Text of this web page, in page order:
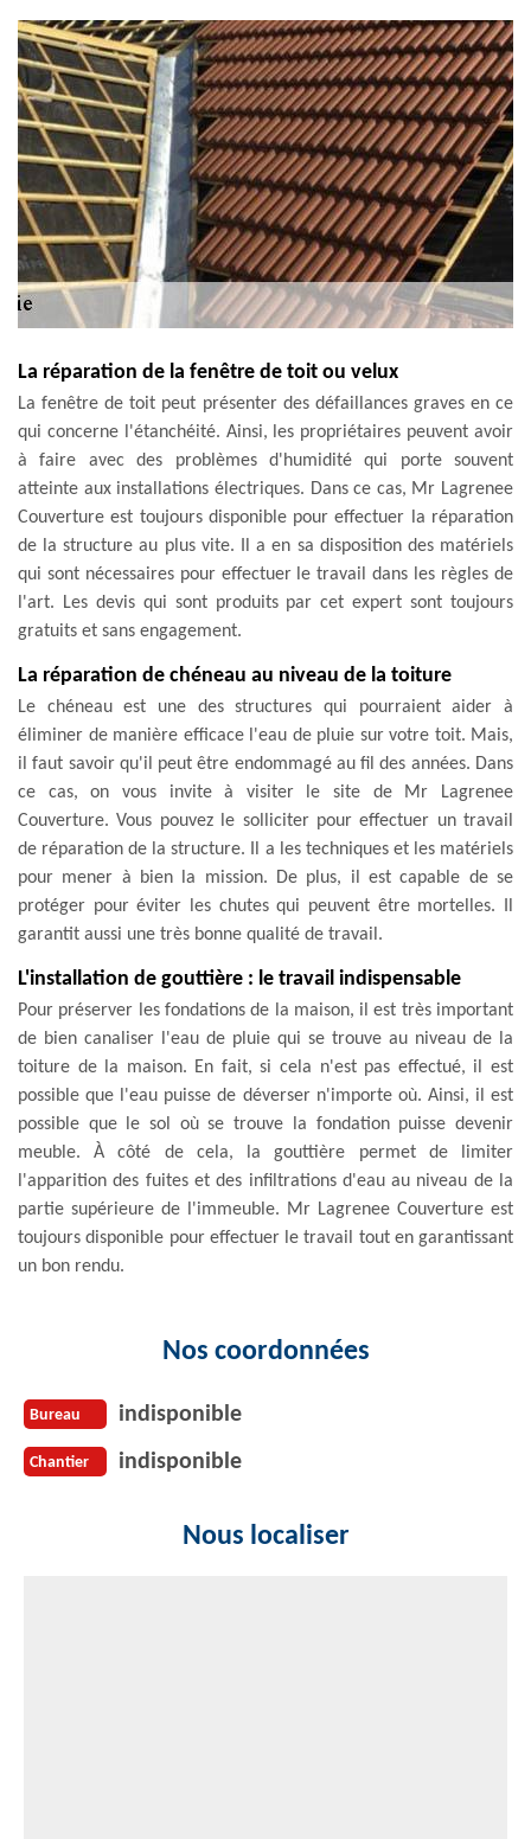
La réparation de la fenêtre de toit ou velux
La fenêtre de toit peut présenter des défaillances graves en ce
qui concerne l'étanchéité. Ainsi, les propriétaires peuvent avoir
à faire avec des problèmes d'humidité qui porte souvent
atteinte aux installations électriques. Dans ce cas, Mr Lagrenee
Couverture est toujours disponible pour effectuer la réparation
de la structure au plus vite. Il a en sa disposition des matériels
qui sont nécessaires pour effectuer le travail dans les règles de
l'art. Les devis qui sont produits par cet expert sont toujours
gratuits et sans engagement.
La réparation de chéneau au niveau de la toiture
Le chéneau est une des structures qui pourraient aider à
éliminer de manière efficace l'eau de pluie sur votre toit. Mais,
il faut savoir qu'il peut être endommagé au fil des années. Dans
ce cas, on vous invite à visiter le site de Mr Lagrenee
Couverture. Vous pouvez le solliciter pour effectuer un travail
de réparation de la structure. Il a les techniques et les matériels
pour mener à bien la mission. De plus, il est capable de se
protéger pour éviter les chutes qui peuvent être mortelles. Il
garantit aussi une très bonne qualité de travail.
L'installation de gouttière : le travail indispensable
Pour préserver les fondations de la maison, il est très important
de bien canaliser l'eau de pluie qui se trouve au niveau de la
toiture de la maison. En fait, si cela n'est pas effectué, il est
possible que l'eau puisse de déverser n'importe où. Ainsi, il est
possible que le sol où se trouve la fondation puisse devenir
meuble. À côté de cela, la gouttière permet de limiter
l'apparition des fuites et des infiltrations d'eau au niveau de la
partie supérieure de l'immeuble. Mr Lagrenee Couverture est
toujours disponible pour effectuer le travail tout en garantissant
un bon rendu.
Nos coordonnées
Bureau indisponible
Chantier indisponible
Nous localiser